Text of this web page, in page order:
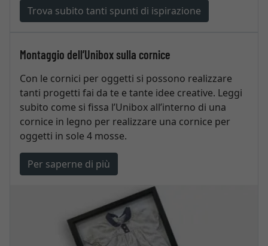
Trova subito tanti spunti di ispirazione
Montaggio dell’Unibox sulla cornice
Con le cornici per oggetti si possono realizzare
tanti progetti fai da te e tante idee creative. Leggi
subito come si fissa l’Unibox all’interno di una
cornice in legno per realizzare una cornice per
oggetti in sole 4 mosse.
Per saperne di più